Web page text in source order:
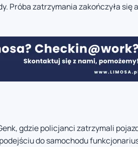
Próba zatrzymania zakończyła się
gdzie policjanci zatrzymali
do samochodu